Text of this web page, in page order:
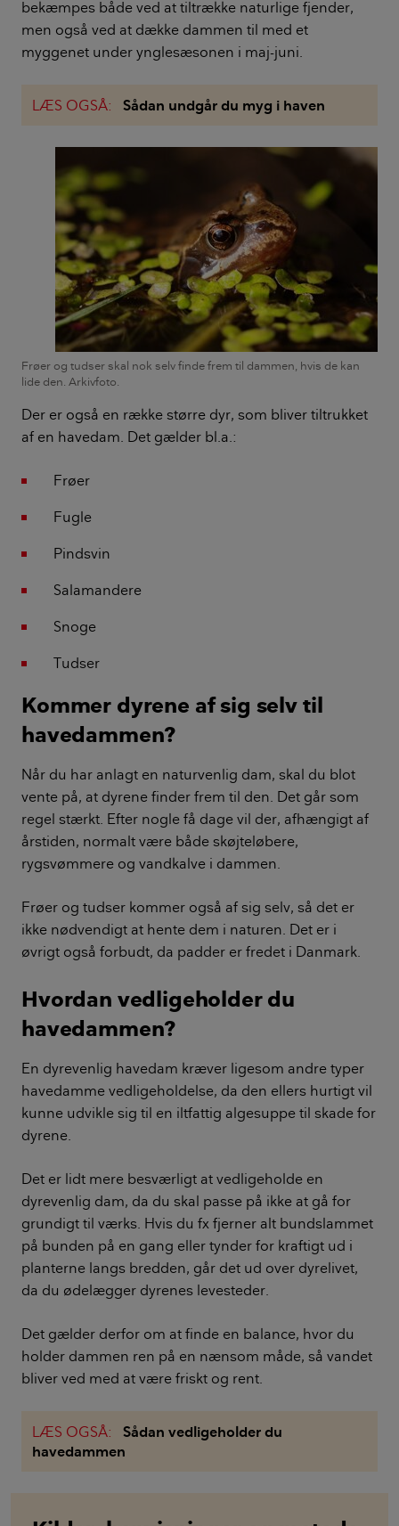
bekæmpes både ved at tiltrække naturlige fjender,
men også ved at dække dammen til med et
myggenet under ynglesæsonen i maj-juni.
LÆS OGSÅ: Sådan undgår du myg i haven
Frøer og tudser skal nok selv finde frem til dammen, hvis de kan
lide den. Arkivfoto.
Der er også en række større dyr, som bliver tiltrukket
af en havedam. Det gælder bl.a.:
Frøer
Fugle
Pindsvin
Salamandere
Snoge
Tudser
Kommer dyrene af sig selv til
havedammen?
Når du har anlagt en naturvenlig dam, skal du blot
vente på, at dyrene finder frem til den. Det går som
regel stærkt. Efter nogle få dage vil der, afhængigt af
årstiden, normalt være både skøjteløbere,
rygsvømmere og vandkalve i dammen.
Frøer og tudser kommer også af sig selv, så det er
ikke nødvendigt at hente dem i naturen. Det er i
øvrigt også forbudt, da padder er fredet i Danmark.
Hvordan vedligeholder du
havedammen?
En dyrevenlig havedam kræver ligesom andre typer
havedamme vedligeholdelse, da den ellers hurtigt vil
kunne udvikle sig til en iltfattig algesuppe til skade for
dyrene.
Det er lidt mere besværligt at vedligeholde en
dyrevenlig dam, da du skal passe på ikke at gå for
grundigt til værks. Hvis du fx fjerner alt bundslammet
på bunden på en gang eller tynder for kraftigt ud i
planterne langs bredden, går det ud over dyrelivet,
da du ødelægger dyrenes levesteder.
Det gælder derfor om at finde en balance, hvor du
holder dammen ren på en nænsom måde, så vandet
bliver ved med at være friskt og rent.
LÆS OGSÅ:
Sådan vedligeholder du
havedammen